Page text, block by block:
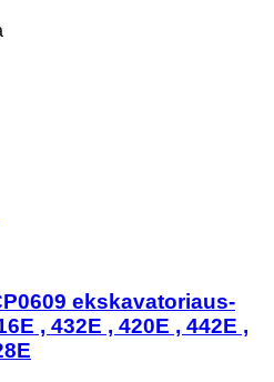
ekskavatoriaus-
, 432E , 420E , 442E ,